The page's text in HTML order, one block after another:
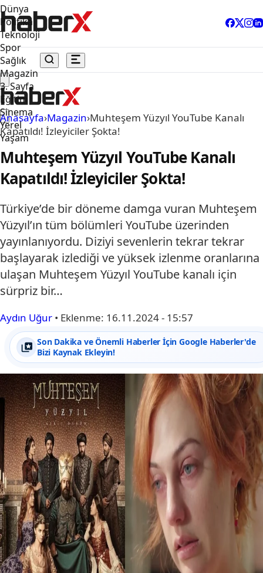
Dünya
Politika
Teknoloji
Spor
Sağlık
Magazin
3. Sayfa
Eğitim
Sinema
Yerel
Yaşam
Anasayfa›Magazin›Muhteşem Yüzyıl YouTube Kanalı
Kapatıldı! İzleyiciler Şokta!
Muhteşem Yüzyıl YouTube Kanalı
Kapatıldı! İzleyiciler Şokta!
Türkiye’de bir döneme damga vuran Muhteşem
Yüzyıl’ın tüm bölümleri YouTube üzerinden
yayınlanıyordu. Diziyi sevenlerin tekrar tekrar
başlayarak izlediği ve yüksek izlenme oranlarına
ulaşan Muhteşem Yüzyıl YouTube kanalı için
sürpriz bir…
Aydın Uğur • Eklenme: 16.11.2024 - 15:57
Son Dakika ve Önemli Haberler İçin Google Haberler'de
Bizi Kaynak Ekleyin!